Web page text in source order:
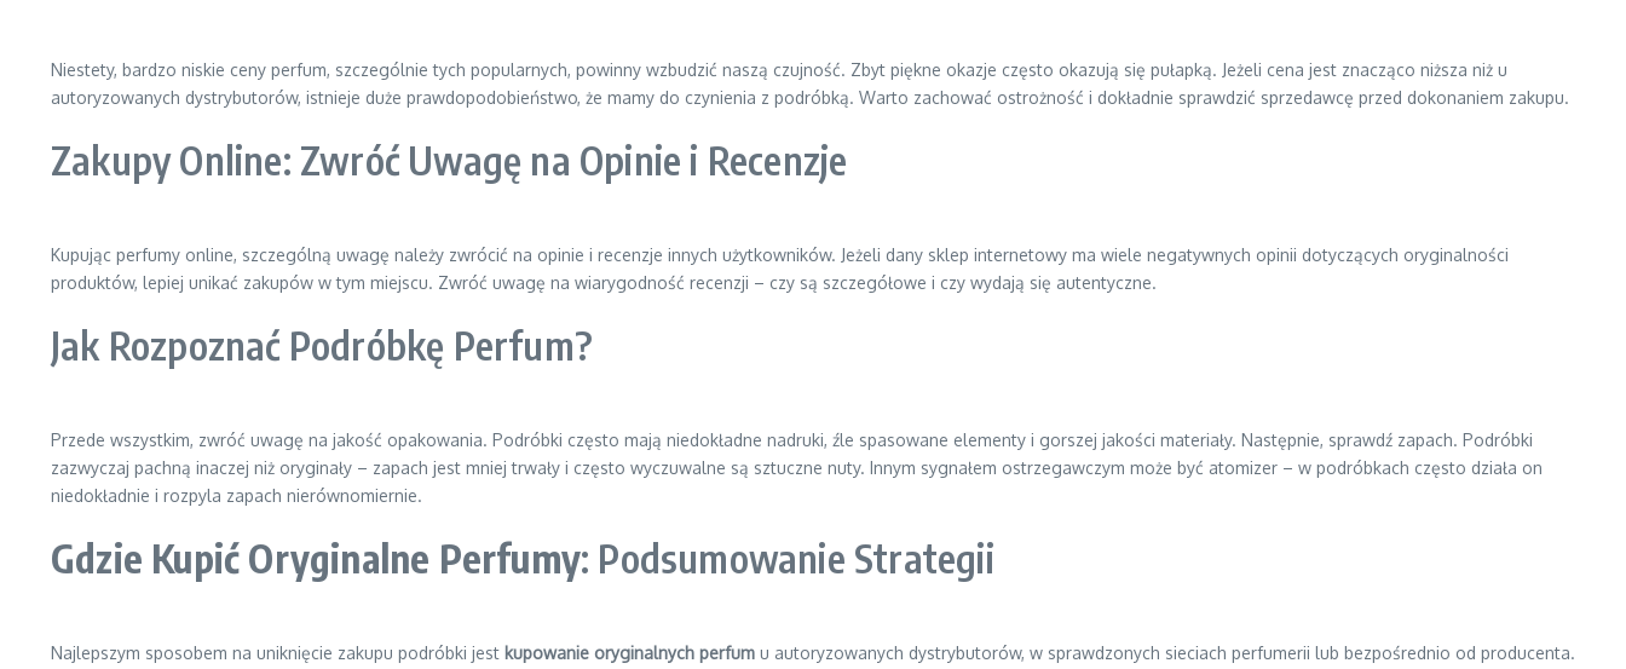
Niestety, bardzo niskie ceny perfum, szczególnie tych popularnych, powinny wzbudzić naszą czujność. Zbyt piękne okazje często okazują się pułapką. Jeżeli cena jest znacząco niższa niż u
autoryzowanych dystrybutorów, istnieje duże prawdopodobieństwo, że mamy do czynienia z podróbką. Warto zachować ostrożność i dokładnie sprawdzić sprzedawcę przed dokonaniem zakupu.
Zakupy Online: Zwróć Uwagę na Opinie i Recenzje
Kupując perfumy online, szczególną uwagę należy zwrócić na opinie i recenzje innych użytkowników. Jeżeli dany sklep internetowy ma wiele negatywnych opinii dotyczących oryginalności
produktów, lepiej unikać zakupów w tym miejscu. Zwróć uwagę na wiarygodność recenzji – czy są szczegółowe i czy wydają się autentyczne.
Jak Rozpoznać Podróbkę Perfum?
Przede wszystkim, zwróć uwagę na jakość opakowania. Podróbki często mają niedokładne nadruki, źle spasowane elementy i gorszej jakości materiały. Następnie, sprawdź zapach. Podróbki
zazwyczaj pachną inaczej niż oryginały – zapach jest mniej trwały i często wyczuwalne są sztuczne nuty. Innym sygnałem ostrzegawczym może być atomizer – w podróbkach często działa on
niedokładnie i rozpyla zapach nierównomiernie.
Gdzie Kupić Oryginalne Perfumy: Podsumowanie Strategii
Najlepszym sposobem na uniknięcie zakupu podróbki jest kupowanie oryginalnych perfum u autoryzowanych dystrybutorów, w sprawdzonych sieciach perfumerii lub bezpośrednio od producenta.